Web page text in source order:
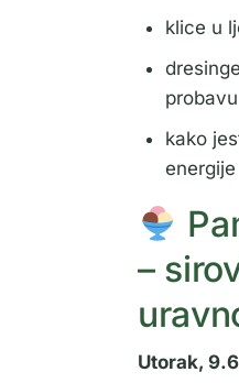
klice u
probavu
kako
energije
–
Utorak,